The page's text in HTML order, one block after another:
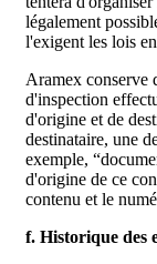
légalement
l'exigent les lois
Aramex conserve
d'inspection
d'origine et de
destinataire, une
exemple,
d'origine de ce
contenu et le
f. Historique des